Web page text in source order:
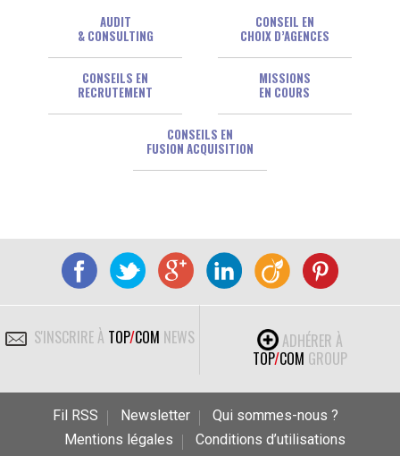
AUDIT
& CONSULTING
CONSEIL EN
CHOIX D’AGENCES
CONSEILS EN
RECRUTEMENT
MISSIONS
EN COURS
CONSEILS EN
FUSION ACQUISITION
S'INSCRIRE À TOP/COM NEWS
ADHÉRER À
TOP/COM GROUP
Fil RSS Newsletter
Qui sommes-nous ?
Mentions légales
Conditions d’utilisations